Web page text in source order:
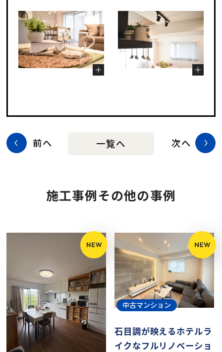
前へ 一覧へ 次へ
施工事例その他の事例
中古マンション
石目調が映えるホテルラ
イクなフルリノベーショ